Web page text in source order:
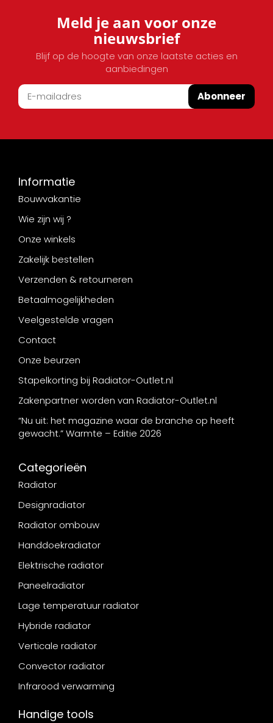
Meld je aan voor onze
nieuwsbrief
Blijf op de hoogte van onze laatste acties en
aanbiedingen
Abonneer
Informatie
Bouwvakantie
Wie zijn wij ?
Onze winkels
Zakelijk bestellen
Verzenden & retourneren
Betaalmogelijkheden
Veelgestelde vragen
Contact
Onze beurzen
Stapelkorting bij Radiator-Outlet.nl
Zakenpartner worden van Radiator-Outlet.nl
“Nu uit: het magazine waar de branche op heeft
gewacht.” Warmte – Editie 2026
Categorieën
Radiator
Designradiator
Radiator ombouw
Handdoekradiator
Elektrische radiator
Paneelradiator
Lage temperatuur radiator
Hybride radiator
Verticale radiator
Convector radiator
Infrarood verwarming
Handige tools